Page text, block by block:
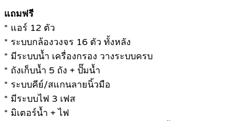
แถมฟรี
* แอร์ 12 ตัว
* ระบบกล้องวงจร 16 ตัว ทั้งหลัง
* มีระบบน้ำ เครื่องกรอง วางระบบครบ
* ถังเก็บน้ำ 5 ถัง + ปั๊มน้ำ
* ระบบคีย์/สแกนลายนิ้วมือ
* มีระบบไฟ 3 เฟส
* มิเตอร์น้ำ + ไฟ